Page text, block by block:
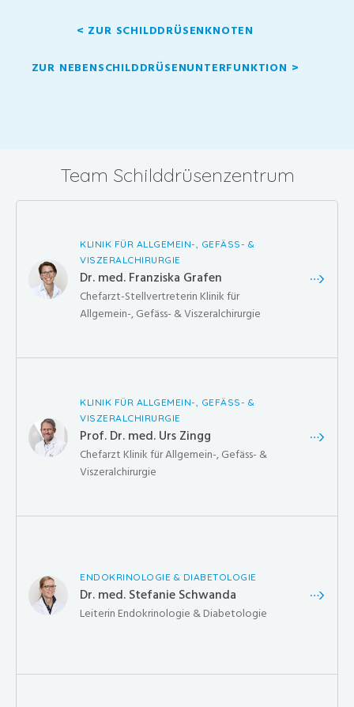
< ZUR SCHILDDRÜSENKNOTEN
ZUR NEBENSCHILDDRÜSENUNTERFUNKTION >
Team Schilddrüsenzentrum
KLINIK FÜR ALLGEMEIN-, GEFÄSS- &
VISZERALCHIRURGIE
Dr. med. Franziska Grafen
Chefarzt-Stellvertreterin Klinik für
Allgemein-, Gefäss- & Viszeralchirurgie
KLINIK FÜR ALLGEMEIN-, GEFÄSS- &
VISZERALCHIRURGIE
Prof. Dr. med. Urs Zingg
Chefarzt Klinik für Allgemein-, Gefäss- &
Viszeralchirurgie
ENDOKRINOLOGIE & DIABETOLOGIE
Dr. med. Stefanie Schwanda
Leiterin Endokrinologie & Diabetologie